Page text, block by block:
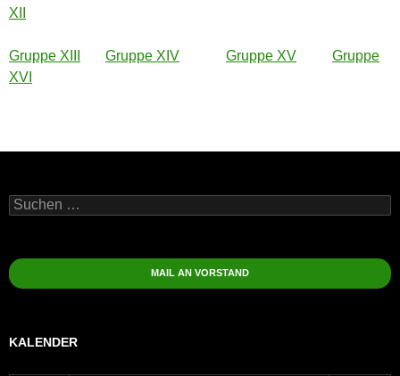
XII
Gruppe XIII Gruppe XIV Gruppe XV
Gruppe
XVI
Suchen
nach:
MAIL AN VORSTAND
KALENDER